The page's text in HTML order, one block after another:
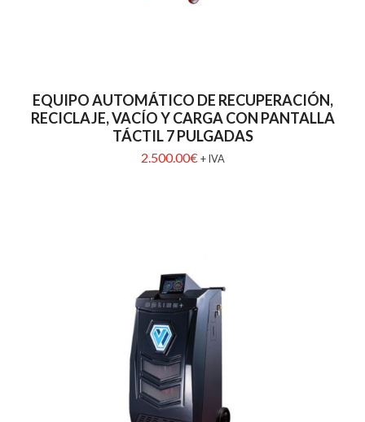
EQUIPO AUTOMÁTICO DE RECUPERACIÓN,
RECICLAJE, VACÍO Y CARGA CON PANTALLA
TÁCTIL 7 PULGADAS
2.500.00€ + IVA